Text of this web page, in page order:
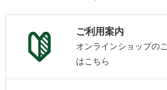
ご利用案内
オンラインショップの
はこちら